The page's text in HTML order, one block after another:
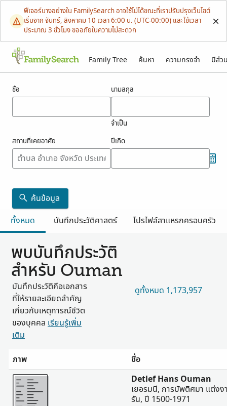
ฟีเจอร์บางอย่างใน FamilySearch อาจใช้ไม่ได้ขณะที่เราปรับปรุงเว็บไซต์
เริ่มจาก จันทร์, สิงหาคม 10 เวลา 6:00 น. (UTC-00:00) และใช้เวลา
ประมาณ 3 ชั่วโมง ขออภัยในความไม่สะดวก
Family Tree ค้นหา ความทรงจำ มีส่ว
ชื่อ นามสกุล
จำเป็น
สถานที่เคยอาศัย
ปีเกิด
ค้นข้อมูล
ทั้งหมด
บันทึกประวัติศาสตร์ โปรไฟล์สาแหรกครอบครัว
พบบันทึกประวัติ
สำหรับ Ouman
บันทึกประวัติคือเอกสาร
ที่ให้รายละเอียดสำคัญ
เกี่ยวกับเหตุการณ์ชีวิต
ของบุคคล เรียนรู้เพิ่ม
เติม
ดูทั้งหมด 1,173,957
ภาพ
ชื่อ
มากขึ้น
Detlef Hans Ouman
เยอรมนี, การบัพติศมา แต่งง
รัน, ปี 1500-1971